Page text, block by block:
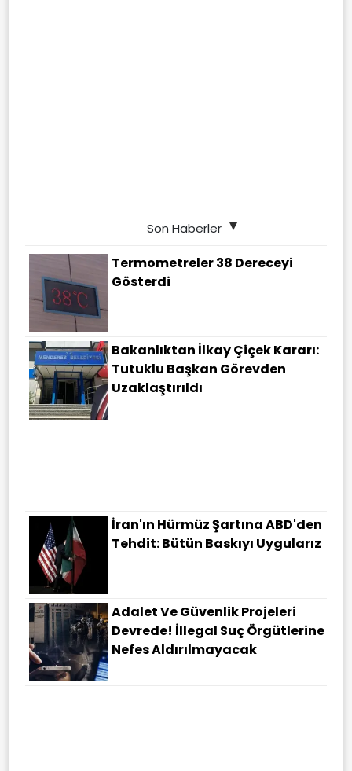
Son Haberler
Termometreler 38 Dereceyi
Gösterdi
Bakanlıktan İlkay Çiçek Kararı:
Tutuklu Başkan Görevden
Uzaklaştırıldı
İran'ın Hürmüz Şartına ABD'den
Tehdit: Bütün Baskıyı Uygularız
Adalet Ve Güvenlik Projeleri
Devrede! İllegal Suç Örgütlerine
Nefes Aldırılmayacak